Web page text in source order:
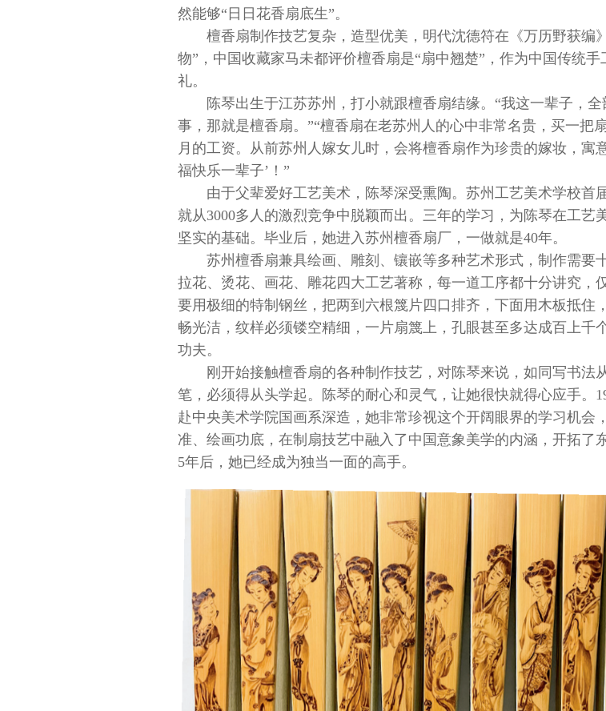
然能够“日日花香扇底生”。
檀香扇制作技艺复杂，造型优美，明代沈德符在《万历野获编
物”，中国收藏家马未都评价檀香扇是“扇中翘楚”，作为中国传统手
礼。
陈琴出生于江苏苏州，打小就跟檀香扇结缘。“我这一辈子，
事，那就是檀香扇。”“檀香扇在老苏州人的心中非常名贵，买一把
月的工资。从前苏州人嫁女儿时，会将檀香扇作为珍贵的嫁妆，寓
福快乐一辈子’！”
由于父辈爱好工艺美术，陈琴深受熏陶。苏州工艺美术学校首
就从3000多人的激烈竞争中脱颖而出。三年的学习，为陈琴在工艺
坚实的基础。毕业后，她进入苏州檀香扇厂，一做就是40年。
苏州檀香扇兼具绘画、雕刻、镶嵌等多种艺术形式，制作需要
拉花、烫花、画花、雕花四大工艺著称，每一道工序都十分讲究，
要用极细的特制钢丝，把两到六根篾片四口排齐，下面用木板抵住
畅光洁，纹样必须镂空精细，一片扇篾上，孔眼甚至多达成百上千
功夫。
刚开始接触檀香扇的各种制作技艺，对陈琴来说，如同写书法
笔，必须得从头学起。陈琴的耐心和灵气，让她很快就得心应手。
赴中央美术学院国画系深造，她非常珍视这个开阔眼界的学习机会
准、绘画功底，在制扇技艺中融入了中国意象美学的内涵，开拓了
5年后，她已经成为独当一面的高手。